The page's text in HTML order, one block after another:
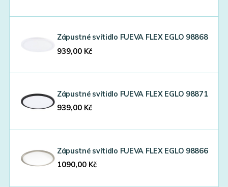
Zápustné svítidlo FUEVA FLEX EGLO 98868
939,00 Kč
Zápustné svítidlo FUEVA FLEX EGLO 98871
939,00 Kč
Zápustné svítidlo FUEVA FLEX EGLO 98866
1090,00 Kč